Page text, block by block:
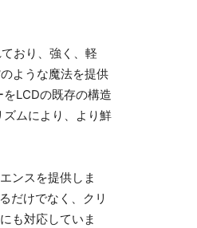
おり、強く、軽
ような魔法を提供
LCDの既存の構造
ムにより、より鮮
ンスを提供しま
だけでなく、クリ
も対応していま